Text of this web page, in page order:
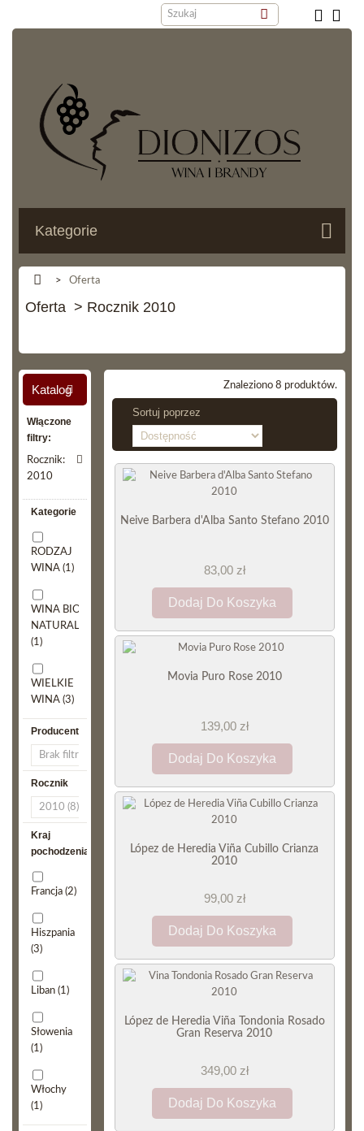
Kategorie
> Oferta
Oferta > Rocznik 2010
Katalog
Włączone
filtry:
Rocznik:
2010
Kategorie
RODZAJ
WINA (1)
WINA BIO,
NATURALNE
(1)
WIELKIE
WINA (3)
Producent
Rocznik
Kraj
pochodzenia
Francja (2)
Hiszpania
(3)
Liban (1)
Słowenia
(1)
Włochy
(1)
Znaleziono 8 produktów.
Sortuj poprzez
Neive Barbera d'Alba Santo Stefano 2010
83,00 zł
Dodaj Do Koszyka
Movia Puro Rose 2010
139,00 zł
Dodaj Do Koszyka
López de Heredia Viña Cubillo Crianza
2010
99,00 zł
Dodaj Do Koszyka
López de Heredia Viña Tondonia Rosado
Gran Reserva 2010
349,00 zł
Dodaj Do Koszyka